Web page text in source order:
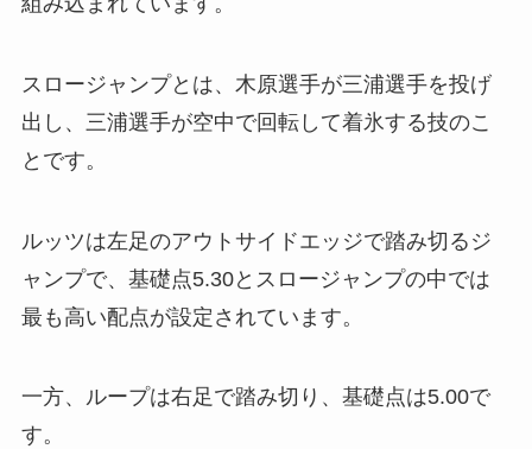
スロージャンプとは、木原選手が三浦選手を投げ
出し、三浦選手が空中で回転して着氷する技のこ
とです。
ルッツは左足のアウトサイドエッジで踏み切るジ
ャンプで、基礎点5.30とスロージャンプの中では
最も高い配点が設定されています。
一方、ループは右足で踏み切り、基礎点は5.00で
す。